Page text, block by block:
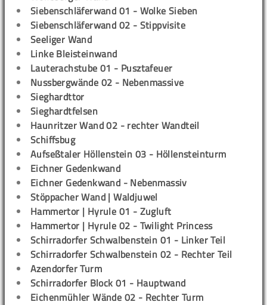
Siebenschläferwand 01 - Wolke Sieben
Siebenschläferwand 02 - Stippvisite
Seeliger Wand
Linke Bleisteinwand
Lauterachstube 01 - Pusztafeuer
Nussbergwände 02 - Nebenmassive
Sieghardttor
Sieghardtfelsen
Haunritzer Wand 02 - rechter Wandteil
Schiffsbug
Aufseßtaler Höllenstein 03 - Höllensteinturm
Eichner Gedenkwand
Eichner Gedenkwand - Nebenmassiv
Stöppacher Wand | Waldjuwel
Hammertor | Hyrule 01 - Zugluft
Hammertor | Hyrule 02 - Twilight Princess
Schirradorfer Schwalbenstein 01 - Linker Teil
Schirradorfer Schwalbenstein 02 - Rechter Teil
Azendorfer Turm
Schirradorfer Block 01 - Hauptwand
Eichenmühler Wände 02 - Rechter Turm